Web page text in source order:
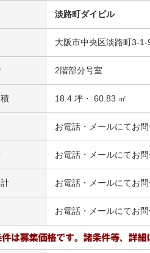
淡路町ダイビル
大阪市中央区淡路町3-1-
2階部分号室
18.4 坪・ 60.83 ㎡
お電話・メールにてお問
お電話・メールにてお問
お電話・メールにてお問
お電話・メールにてお問